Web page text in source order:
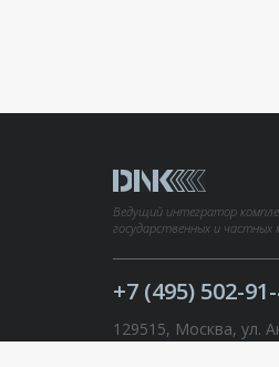
Ведущий интегратор
государственных и частных
+7 (495) 502-
129515, Москва, ул.